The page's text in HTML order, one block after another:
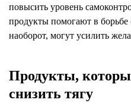
повысить уровень
продукты помогают в борьбе
наоборот, могут усилить
Продукты,
снизить тягу